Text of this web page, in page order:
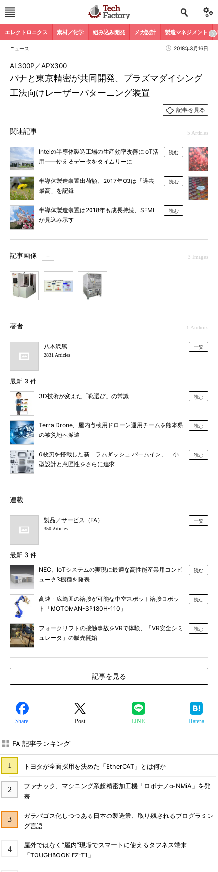
エレクトロニクス 素材／化学 組み込み開発 メカ設計 製造マネジメント
ニュース 2018年3月16日
パナと東京精密が共同開発、プラズマダイシング
工法向けレーザーパターニング装置
AL300P／APX300
記事を見る
関連記事 5 Articles
Intelの半導体製造工場の生産効率改善にIoT活
用――使えるデータをタイムリーに
読む
半導体製造装置出荷額、2017年Q3は「過去
最高」を記録
読む
半導体製造装置は2018年も成長持続、SEMI
が見込み示す
読む
記事画像 ＋ 3 Images
著者 1 Authors
八木沢篤
2831 Articles
一覧
最新 3 件
3D技術が変えた「靴選び」の常識 読む
Terra Drone、屋内点検用ドローン運用チームを熊本県
の被災地へ派遣
読む
6枚刃を搭載した新「ラムダッシュ パームイン」 小
型設計と意匠性をさらに追求
読む
連載
製品／サービス（FA）
350 Articles
一覧
最新 3 件
NEC、IoTシステムの実現に最適な高性能産業用コンピ
ュータ3機種を発表
読む
高速・広範囲の溶接が可能な中空スポット溶接ロボッ
ト「MOTOMAN-SP180H-110」
読む
フォークリフトの接触事故をVRで体験、「VR安全シミ
ュレータ」の販売開始
読む
記事を見る
Share Post LINE Hatena
FA 記事ランキング
トヨタが全面採用を決めた「EtherCAT」とは何か
ファナック、マシニング系超精密加工機「ロボナノα-NMiA」を発
表
ガラパゴス化しつつある日本の製造業、取り残されるプログラミン
グ言語
屋外ではなく“屋内”現場でスマートに使えるタフネス端末
「TOUGHBOOK FZ-T1」